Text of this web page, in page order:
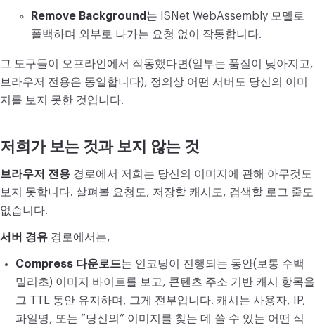
Remove Background 는 ISNet WebAssembly 모델로
폴백하며 외부로 나가는 요청 없이 작동합니다.
그 도구들이 오프라인에서 작동했다면(일부는 품질이 낮아지고,
브라우저 전용은 동일합니다), 정의상 어떤 서버도 당신의 이미
지를 보지 못한 것입니다.
저희가 보는 것과 보지 않는 것
브라우저 전용 경로에서 저희는 당신의 이미지에 관해 아무것도
보지 못합니다. 살펴볼 요청도, 저장할 캐시도, 검색할 로그 줄도
없습니다.
서버 경유 경로에서는,
Compress 다운로드는 인코딩이 진행되는 동안(보통 수백
밀리초) 이미지 바이트를 보고, 콘텐츠 주소 기반 캐시 항목을
그 TTL 동안 유지하며, 그게 전부입니다. 캐시는 사용자, IP,
파일명, 또는 “당신의” 이미지를 찾는 데 쓸 수 있는 어떤 식